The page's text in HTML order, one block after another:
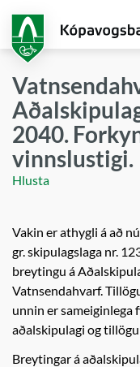
aðalefni
2040.
vinnslustigi.
Hlusta
Vakin er athygli á að
gr. skipulagslaga nr.
breytingu á
Vatnsendahvarf.
unnin er
aðalskipulagi og
Breytingar á